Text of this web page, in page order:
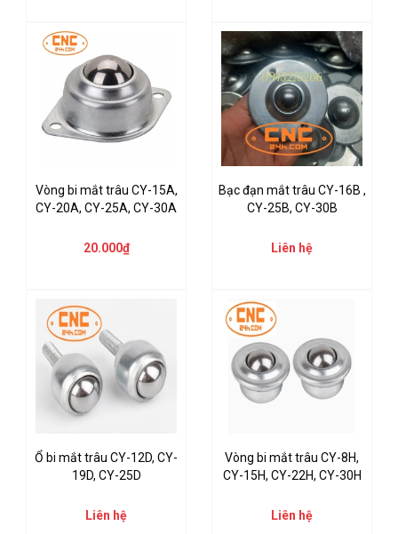
Vòng bi mắt trâu CY-15A,
CY-20A, CY-25A, CY-30A
20.000₫
Bạc đạn mắt trâu CY-16B ,
CY-25B, CY-30B
Liên hệ
Ổ bi mắt trâu CY-12D, CY-
19D, CY-25D
Liên hệ
Vòng bi mắt trâu CY-8H,
CY-15H, CY-22H, CY-30H
Liên hệ